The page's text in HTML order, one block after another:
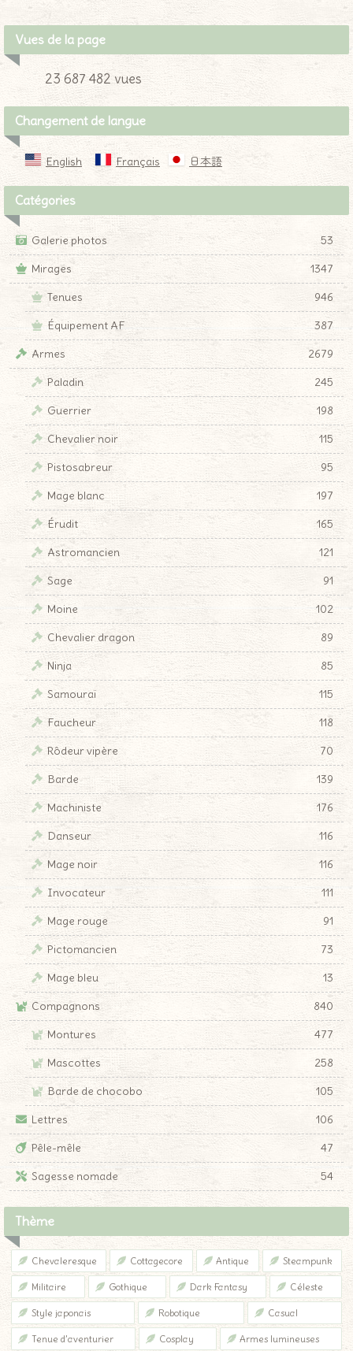
Vues de la page
23 687 482 vues
Changement de langue
English Français 日本語
Catégories
Galerie photos
53
Mirages
1347
Tenues
946
Équipement AF
387
Armes
2679
Paladin
245
Guerrier
198
Chevalier noir
115
Pistosabreur
95
Mage blanc
197
Érudit
165
Astromancien
121
Sage
91
Moine
102
Chevalier dragon
89
Ninja
85
Samouraï
115
Faucheur
118
Rôdeur vipère
70
Barde
139
Machiniste
176
Danseur
116
Mage noir
116
Invocateur
111
Mage rouge
91
Pictomancien
73
Mage bleu
13
Compagnons
840
Montures
477
Mascottes
258
Barde de chocobo
105
Lettres
106
Pêle-mêle
47
Sagesse nomade
54
Thème
Chevaleresque Cottagecore Antique Steampunk
Militaire Gothique Dark Fantasy Céleste
Style japonais Robotique Casual
Tenue d’aventurier Cosplay Armes lumineuses